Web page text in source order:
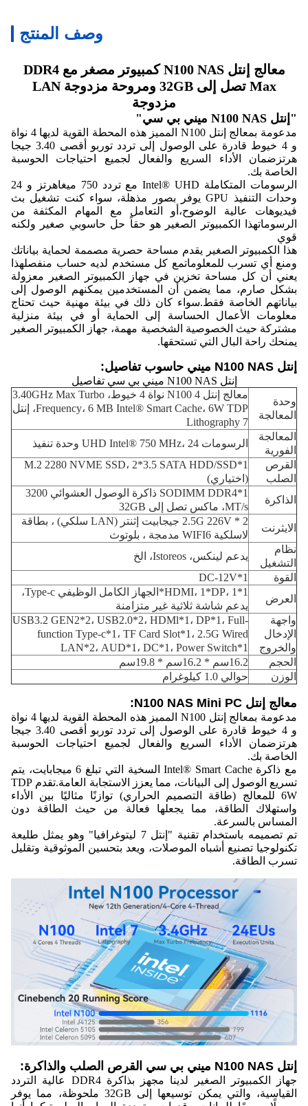
وصف المنتج
معالج إنتل N100 NAS كمبيوتر مصغر مع DDR4
Max تصل إلى 32GB ومروحة مزدوجة LAN
مزدوجة
"إنتل N100 NAS ميني بي سي"
مدعومة بمعالج إنتل N100 المميز هذه المحطة القوية لديها 4 نواة
و 4 خيوط قادرة على الوصول إلى تردد توربو أقصى 3.40 جيجا
هرتزضمان الأداء السريع والفعال لجميع احتياجات الحوسبة
الخاصة بك.
الرسومات المتكاملة Intel® UHD مع تردد 750 ميغاهرتز و 24
وحدات التنفيذ GPU يوفر بصور مذهلة، سواء كنت تشغيل بث
فيديوهات عالية الوضوح،أو التعامل مع المهام المكثفة من
الرسوماتهذا الكمبيوتر الصغير هو حقاً حل حاسوبي صغير ولكنه
قوي
هذا الكمبيوتر الصغير يقدم مساحة حصرية مصممة لحماية بياناتك
ومنع أي تسرب للمعلوماتمع كل مستخدم لديه حساب منفصلهذا
يعني أن كل مساحة تخزين في جهاز الكمبيوتر الصغير معزولة
بشكل صارم، مما يضمن أن المستخدمين يمكنهم الوصول إلى
بياناتهم الخاصة فقط.سواء كان ذلك في بيئة مهنية حيث تحتاج
معلومات الأعمال الحساسة إلى الحماية أو في بيئة منزلية
مشتركة حيث الخصوصية الشخصية مهمة، جهاز الكمبيوتر الصغير
يمنحك راحة البال التي تستحقها.
إنتل N100 NAS ميني حاسوب تفاصيل:
إنتل N100 NAS ميني بي سي تفاصيل
وحدة
المعالجة
معالج إنتل N100 4 نواة 4 خيوط، 3.40GHz Max Turbo
Frequency، 6 MB Intel® Smart Cache، 6W TDP، إنتل
7 Lithography
المعالجة
الفورية
الرسومات UHD Intel® 750 MHz، 24 وحدة تنفيذ
القرص
الصلب
1*M.2 2280 NVME SSD، 2*3.5 SATA HDD/SSD
(اختياري)
الذاكرة
1*SODIMM DDR4 ذاكرة الوصول العشوائي 3200
MT/s، ماكس تصل إلى 32GB
الايثرنت
2 * 2.5G 226V جيجابيت إثنتر (LAN سلكي) ، بطاقة
لاسلكية WIFI6 مدمجة ، بلوتوث
نظام
التشغيل
يدعم لينكس، Istoreos، الخ
القوة
العرض
1*HDMI، 1*DP، 1*الجهاز الكامل الوظيفي Type-c،
يدعم شاشة ثلاثية غير متزامنة
واجهة
الإدخال
والخروج
USB3.2 GEN2*2، USB2.0*2، HDMl*1، DP*1، Full-
function Type-c*1، TF Card Slot*1، 2.5G Wired
LAN*2، AUD*1، DC*1، Power Switch*1
الحجم
16.2سم * 16.2سم * 19.8سم
الوزن
حوالي 1.0 كيلوغرام
معالج إنتل N100 NAS Mini PC:
مدعومة بمعالج إنتل N100 المميز هذه المحطة القوية لديها 4 نواة
و 4 خيوط قادرة على الوصول إلى تردد توربو أقصى 3.40 جيجا
هرتزضمان الأداء السريع والفعال لجميع احتياجات الحوسبة
الخاصة بك.
مع ذاكرة Intel® Smart Cache السخية التي تبلغ 6 ميجابايت، يتم
تسريع الوصول إلى البيانات، مما يعزز الاستجابة العامة.تقدم TDP
6W للمعالج (طاقة التصميم الحراري) توازنًا مثاليًا بين الأداء
واستهلاك الطاقة، مما يجعلها فعالة من حيث الطاقة دون
المساس بالسرعة.
تم تصميمه باستخدام تقنية "إنتل 7 ليتوغرافيا" وهو يمثل طليعة
تكنولوجيا تصنيع أشباه الموصلات، ويعد بتحسين الموثوقية وتقليل
تسرب الطاقة.
إنتل N100 NAS ميني بي سي القرص الصلب والذاكرة:
جهاز الكمبيوتر الصغير لدينا مجهز بذاكرة DDR4 عالية التردد
القياسية، والتي يمكن توسيعها إلى 32GB ملحوظة، مما يوفر